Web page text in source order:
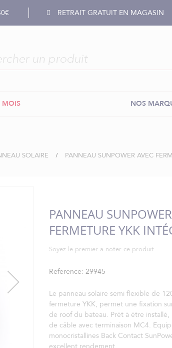
RETRAIT GRATUIT EN MAGASIN
MOIS NOS
SOLAIRE PANNEAU SUNPOWER AVEC
PANNEAU
FERMETURE YKK
Soyez le premier à noter ce produit
Référence 29945
Le panneau solaire semi flexible de
fermeture YKK, permet une fixation
de roof du bateau. Prêt à être
de câble avec terminaison MC4.
monocristallines Back Contact